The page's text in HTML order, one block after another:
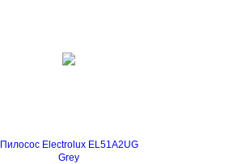
Пилосос Electrolux EL51A2UG
Grey